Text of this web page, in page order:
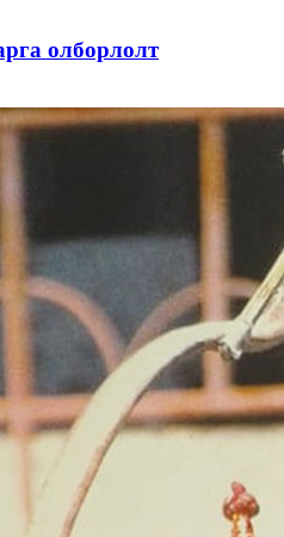
олборлолт